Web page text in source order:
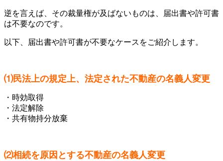
逆を言えば、その裁量権が及ばないものは、届出書や許可書
は不要なのです。
以下、届出書や許可書が不要なケースをご紹介します。
⑴民法上の規定上、法定された不動産の名義人変更
・時効取得
・法定解除
・共有物持分放棄
⑵相続を原因とする不動産の名義人変更